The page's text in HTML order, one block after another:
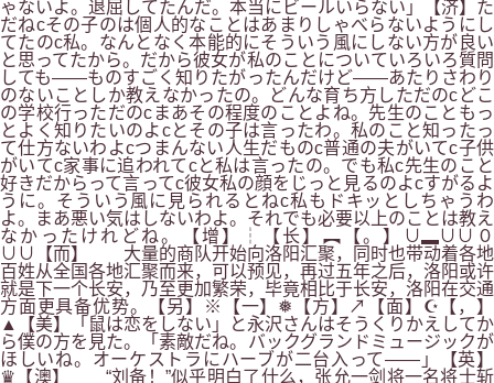
ゃないよ。退屈してたんだ。本当にビールいらない」【济】た
だねcその子のは個人的なことはあまりしゃべらないようにし
てたのc私。なんとなく本能的にそういう風にしない方が良い
と思ってたから。だから彼女が私のことについていろいろ質問
しても――ものすごく知りたがったんだけど――あたりさわり
のないことしか教えなかったの。どんな育ち方しただのcどこ
の学校行っただのcまあその程度のことよね。先生のこともっ
とよく知りたいのよcとその子は言ったわ。私のこと知ったっ
て仕方ないわよcつまんない人生だものc普通の夫がいてc子供
がいてc家事に追われてcと私は言ったの。でも私c先生のこと
好きだからって言ってc彼女私の顔をじっと見るのよcすがるよ
うに。そういう風に見られるとねc私もドキッとしちゃうわ
よ。まあ悪い気はしないわよ。それでも必要以上のことは教え
なかったけれどね。【增】┆【长】︻【。】∪▂∪∪０
∪∪【而】 大量的商队开始向洛阳汇聚，同时也带动着各地
百姓从全国各地汇聚而来，可以预见，再过五年之后，洛阳或许
就是下一个长安，乃至更加繁荣，毕竟相比于长安，洛阳在交通
方面更具备优势。【另】※【一】❅【方】↗【面】☪【，】
▲【美】「鼠は恋をしない」と永沢さんはそうくりかえしてか
ら僕の方を見た。「素敵だね。バックグランドミュージックが
ほしいね。オーケストラにハーブが二台入って――」【英】
♛【澳】 “刘备！”似乎明白了什么，张允一剑将一名将士斩